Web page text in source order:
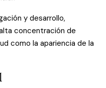
y desarrollo,
concentración de
como la apariencia de la